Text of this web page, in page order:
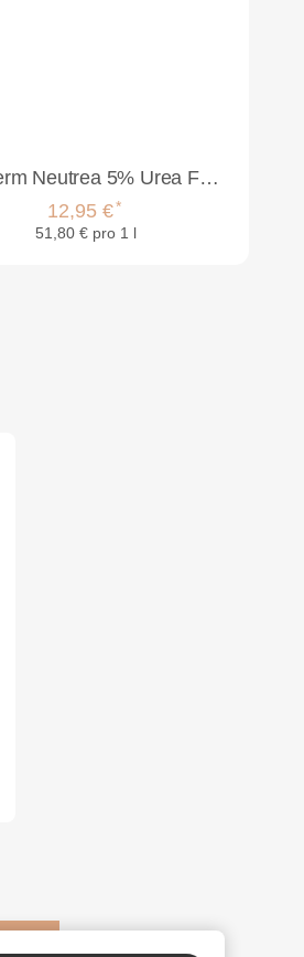
Elkaderm Neutrea 5% Urea Fönfestiger 250ml
12,95 €*
51,80 € pro 1 l